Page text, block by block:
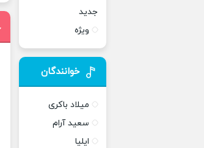
جدید
ویژه
خوانندگان
میلاد باکری
سعید آرام
ایلیا